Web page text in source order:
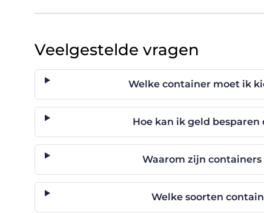
Veelgestelde vragen
Welke container moet ik
Hoe kan ik geld
Waarom zijn
Welke soorten